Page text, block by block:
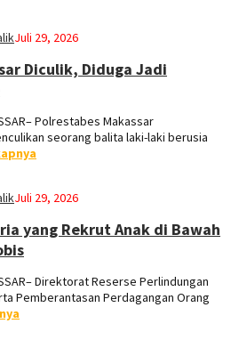
Juli 29, 2026
Diculik, Diduga Jadi
Polrestabes Makassar
seorang balita laki-laki berusia
Juli 29, 2026
yang Rekrut Anak di Bawah
Direktorat Reserse Perlindungan
Pemberantasan Perdagangan Orang